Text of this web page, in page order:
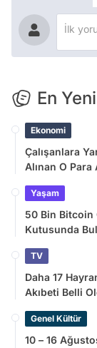
En
Ekonomi
Çalışanlara
Alınan O Para
Yaşam
50 Bin Bitcoin
Kutusunda
TV
Daha 17
Akıbeti Belli
Genel Kültür
10 – 16